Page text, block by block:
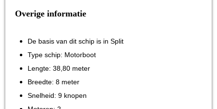
Overige informatie
De basis van dit schip is in Split
Type schip: Motorboot
Lengte: 38,80 meter
Breedte: 8 meter
Snelheid: 9 knopen